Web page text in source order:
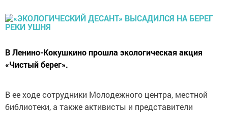
В Ленино-Кокушкино прошла экологическая акция
«Чистый берег».
В ее ходе сотрудники Молодежного центра, местной
библиотеки, а также активисты и представители